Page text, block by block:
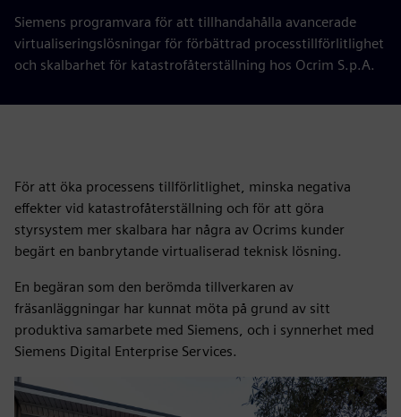
Siemens programvara för att tillhandahålla avancerade
virtualiseringslösningar för förbättrad processtillförlitlighet
och skalbarhet för katastrofåterställning hos Ocrim S.p.A.
För att öka processens tillförlitlighet, minska negativa
effekter vid katastrofåterställning och för att göra
styrsystem mer skalbara har några av Ocrims kunder
begärt en banbrytande virtualiserad teknisk lösning.
En begäran som den berömda tillverkaren av
fräsanläggningar har kunnat möta på grund av sitt
produktiva samarbete med Siemens, och i synnerhet med
Siemens Digital Enterprise Services.